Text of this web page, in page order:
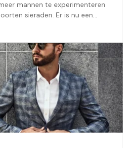
mannen te experimenteren
sieraden. Er is nu een
aan kettingen, rin...